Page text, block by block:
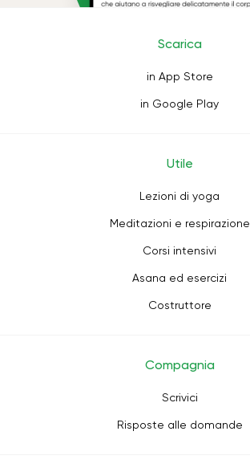
Scarica
in App Store
in Google Play
Utile
Lezioni di yoga
Meditazioni e respirazione
Corsi intensivi
Asana ed esercizi
Costruttore
Compagnia
Scrivici
Risposte alle domande